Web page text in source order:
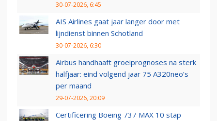
30-07-2026, 6:45
AIS Airlines gaat jaar langer door met
lijndienst binnen Schotland
30-07-2026, 6:30
Airbus handhaaft groeiprognoses na sterk
halfjaar: eind volgend jaar 75 A320neo’s
per maand
29-07-2026, 20:09
Certificering Boeing 737 MAX 10 stap